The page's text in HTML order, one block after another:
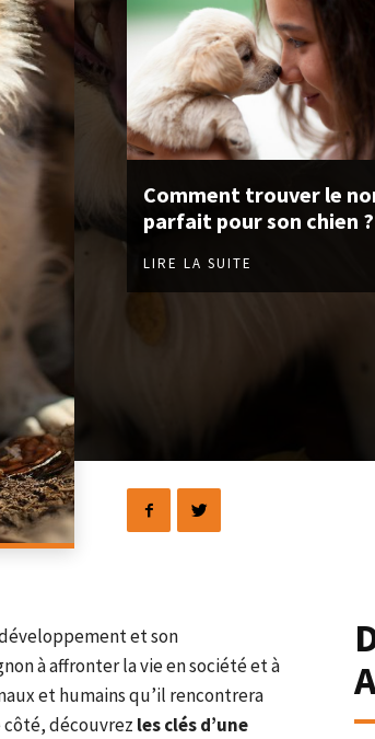
Comment trouver le
parfait pour son chien ?
LIRE LA SUITE
et son
à affronter la vie en société et à
et humains qu’il rencontrera
découvrez les clés d’une